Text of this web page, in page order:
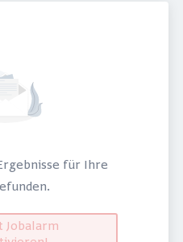
für Ihre
Jobalarm